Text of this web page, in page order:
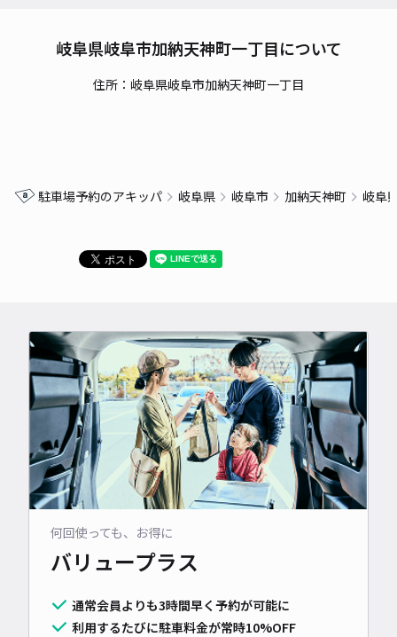
岐阜県岐阜市加納天神町一丁目について
住所：岐阜県岐阜市加納天神町一丁目
駐車場予約のアキッパ 岐阜県 岐阜市 加納天神町 岐阜
何回使っても、お得に
バリュープラス
通常会員よりも3時間早く予約が可能に
利用するたびに駐車料金が常時10%OFF